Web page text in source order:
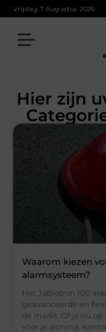
Vrijdag 7 Augustus 2026
Hier zijn
Waarom kiezen
alarmsysteem?
Het Jablotron 100
geavanceerde en
de markt. Of je nu
voor je woning,